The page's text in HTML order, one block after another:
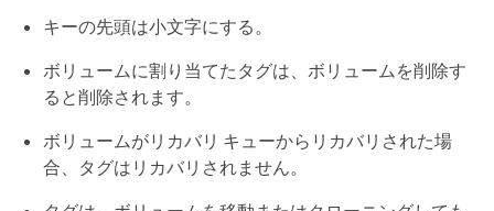
キーの先頭は小文字にする。
ボリュームに割り当てたタグは、ボリュームを削除す
ると削除されます。
ボリュームがリカバリ キューからリカバリされた場
合、タグはリカバリされません。